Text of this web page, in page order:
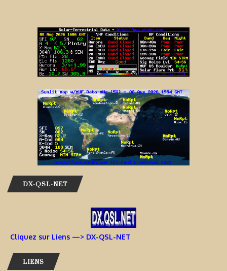
DX-QSL-NET
Cliquez sur Liens —> DX-QSL-NET
LIENS